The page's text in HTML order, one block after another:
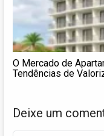
O Mercado de
Tendências de
Deixe um